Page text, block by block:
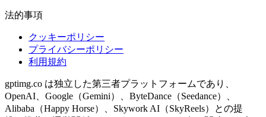
法的事項
クッキーポリシー
プライバシーポリシー
利用規約
gptimg.co は独立した第三者プラットフォームであり、
OpenAI、Google（Gemini）、ByteDance（Seedance）、
Alibaba（Happy Horse）、Skywork AI（SkyReels）との提